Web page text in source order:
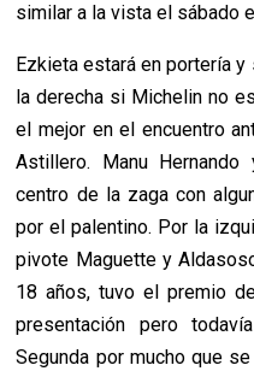
similar a la vista el sábado
Ezkieta estará en portería
la derecha si Michelin no
el mejor en el encuentro
Astillero. Manu
centro de la zaga con
por el palentino. Por la
pivote Maguette y
18 años, tuvo el premio
presentación pero
Segunda por mucho que